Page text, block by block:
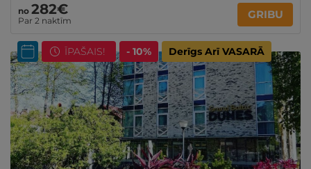
no 282€
Par 2 naktīm GRIBU
ĪPAŠAIS! - 10% Derīgs Arī VASARĀ